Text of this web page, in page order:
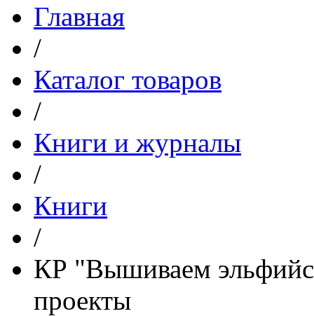
Главная
/
Каталог товаров
/
Книги и журналы
/
Книги
/
КР "Вышиваем
проекты